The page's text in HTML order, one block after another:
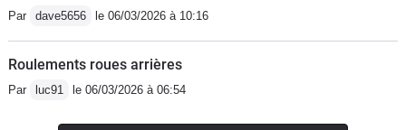
Par dave5656 le 06/03/2026 à 10:16
Roulements roues arrières
Par luc91 le 06/03/2026 à 06:54